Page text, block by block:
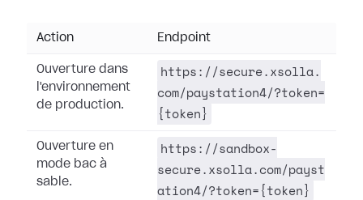
Action Endpoint
Ouverture dans
l'environnement
de production.
https://secure.xsolla.
com/paystation4/?token=
{token}
Ouverture en
mode bac à
sable.
https://sandbox-
secure.xsolla.com/payst
ation4/?token={token}